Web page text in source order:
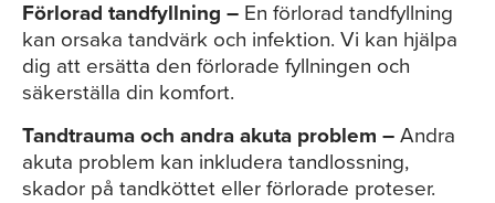
Förlorad tandfyllning – En förlorad tandfyllning
kan orsaka tandvärk och infektion. Vi kan hjälpa
dig att ersätta den förlorade fyllningen och
säkerställa din komfort.
Tandtrauma och andra akuta problem – Andra
akuta problem kan inkludera tandlossning,
skador på tandköttet eller förlorade proteser.